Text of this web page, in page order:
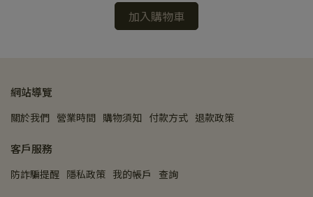
加入購物車
網站導覽
關於我們 營業時間 購物須知 付款方式 退款政策
客戶服務
防詐騙提醒 隱私政策 我的帳戶 查詢